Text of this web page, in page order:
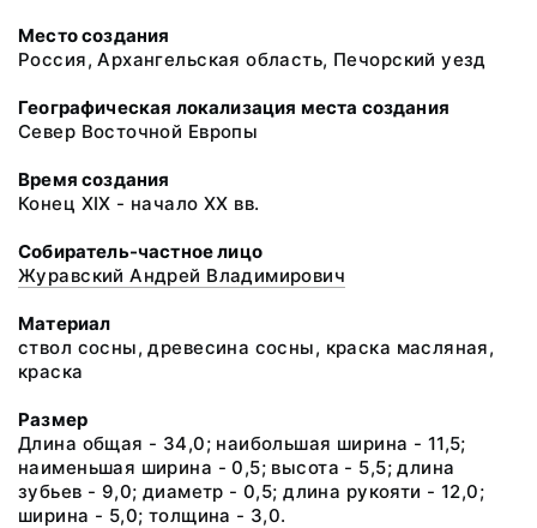
Место создания
Россия, Архангельская область, Печорский уезд
Географическая локализация места создания
Север Восточной Европы
Время создания
Конец XIX - начало XX вв.
Собиратель-частное лицо
Журавский Андрей Владимирович
Материал
ствол сосны, древесина сосны, краска масляная,
краска
Размер
Длина общая - 34,0; наибольшая ширина - 11,5;
наименьшая ширина - 0,5; высота - 5,5; длина
зубьев - 9,0; диаметр - 0,5; длина рукояти - 12,0;
ширина - 5,0; толщина - 3,0.